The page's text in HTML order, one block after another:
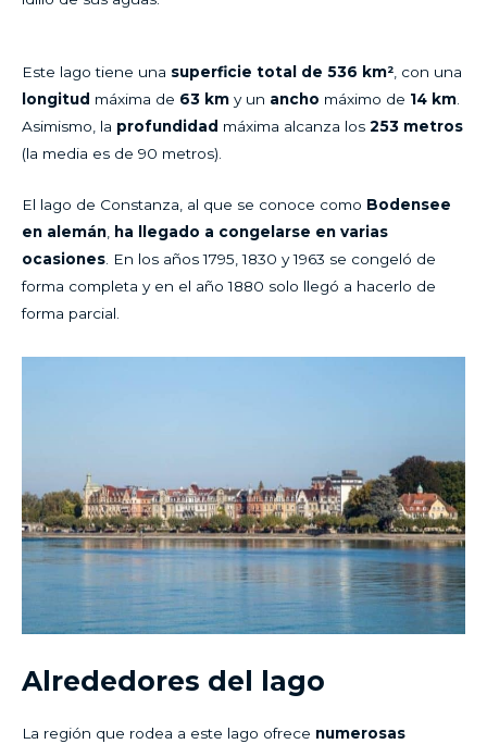
Este lago tiene una superficie total de 536 km² , con una
longitud máxima de 63 km y un ancho máximo de 14 km
Asimismo, la profundidad máxima alcanza los 253 metros
(la media es de 90 metros).
El lago de Constanza, al que se conoce como Bodensee
en alemán ha llegado a congelarse en varias
ocasiones . En los años 1795, 1830 y 1963 se congeló de
forma completa y en el año 1880 solo llegó a hacerlo de
forma parcial.
Alrededores del lago
La región que rodea a este lago ofrece numerosas